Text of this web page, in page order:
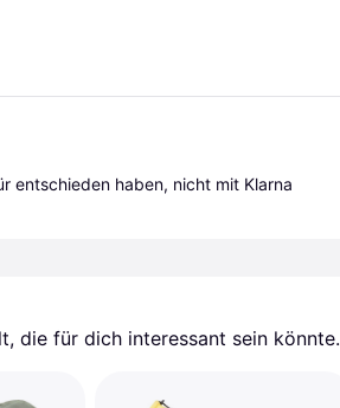
entschieden haben, nicht mit Klarna
die für dich interessant sein könnte.